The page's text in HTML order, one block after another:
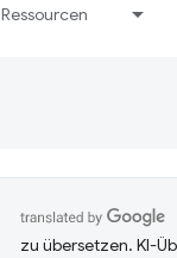
Ressourcen
zu übersetzen. KI-